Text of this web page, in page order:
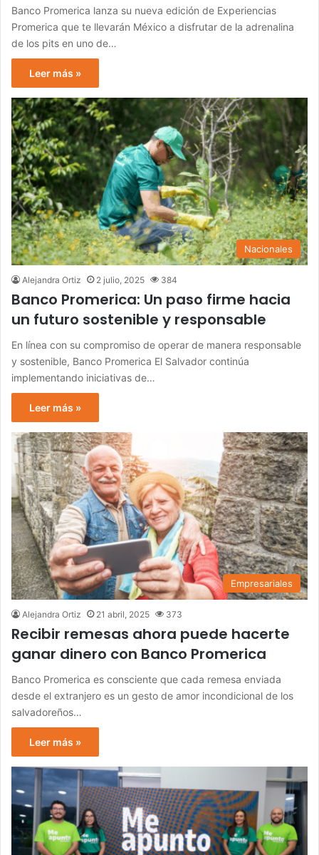
Banco Promerica lanza su nueva edición de Experiencias
Promerica que te llevarán México a disfrutar de la adrenalina
de los pits en uno de…
Leer más »
Nacionales
Alejandra Ortiz 2 julio, 2025 384
Banco Promerica: Un paso firme hacia
un futuro sostenible y responsable
En línea con su compromiso de operar de manera responsable
y sostenible, Banco Promerica El Salvador continúa
implementando iniciativas de…
Leer más »
Empresariales
Alejandra Ortiz 21 abril, 2025 373
Recibir remesas ahora puede hacerte
ganar dinero con Banco Promerica
Banco Promerica es consciente que cada remesa enviada
desde el extranjero es un gesto de amor incondicional de los
salvadoreños…
Leer más »